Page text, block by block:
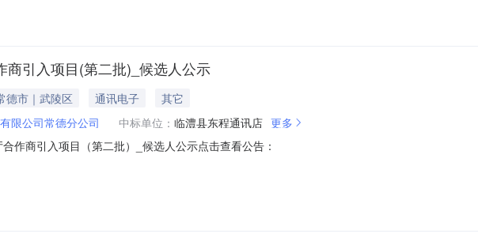
商引入项目(第二批)_候选人公示
德市｜武陵区 通讯电子
其它
限公司常德分公司 中标单位： 临澧县东程通讯店 更多
作商引入项目（第二批）_候选人公示点击查看公告：